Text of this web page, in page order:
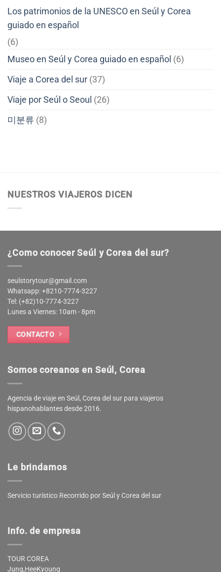
Los patrimonios de la UNESCO en Seúl y Corea
guiado en español
(6)
Museo en Seúl y Corea guiado en español (6)
Viaje a Corea del sur (37)
Viaje por Seúl o Seoul (26)
미분류 (8)
NUESTROS VIAJEROS DICEN
¿Como conocer Seúl y Corea del sur?
seulstorytour@gmail.com
Whatsapp: +8210-7774-3227
Tel: (+82)10-7774-3227
Lunes a Viernes: 10am - 8pm
CONTACTO
Somos coreanos en Seúl, Corea
Agencia de viaje en Seúl, Corea del sur para viajeros
hispanohablantes desde 2016.
Le brindamos
Servicio turístico Recorrido por Seúl y Corea del sur
Info. de empresa
TOUR COREA
Jung,HeeKyoung